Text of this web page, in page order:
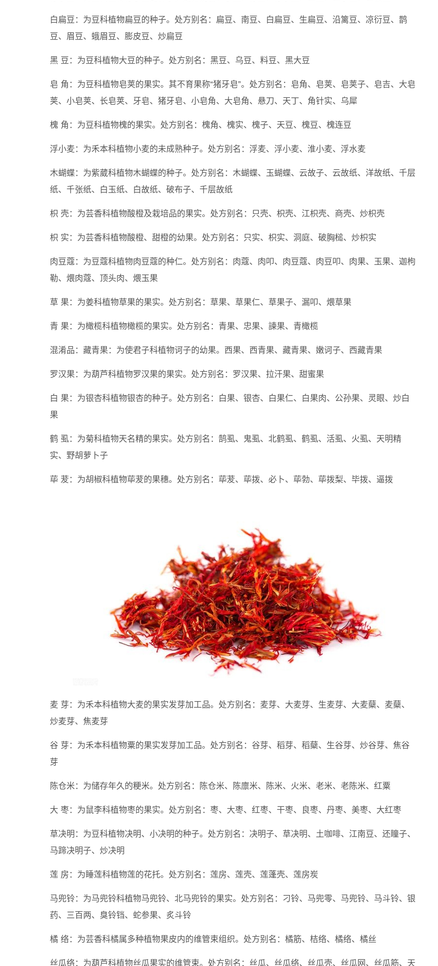
白扁豆：为豆科植物扁豆的种子。处方别名：扁豆、南豆、白扁豆、生扁豆、沿篱豆、凉衍豆、鹊
豆、眉豆、蛾眉豆、膨皮豆、炒扁豆
黑 豆：为豆科植物大豆的种子。处方别名：黑豆、乌豆、料豆、黑大豆
皂 角：为豆科植物皂荚的果实。其不育果称“猪牙皂”。处方别名：皂角、皂荚、皂荚子、皂吉、大皂
荚、小皂荚、长皂荚、牙皂、猪牙皂、小皂角、大皂角、悬刀、天丁、角针实、乌犀
槐 角：为豆科植物槐的果实。处方别名：槐角、槐实、槐子、天豆、槐豆、槐连豆
浮小麦：为禾本科植物小麦的未成熟种子。处方别名：浮麦、浮小麦、淮小麦、浮水麦
木蝴蝶：为紫葳科植物木蝴蝶的种子。处方别名：木蝴蝶、玉蝴蝶、云故子、云故纸、洋故纸、千层
纸、千张纸、白玉纸、白故纸、破布子、千层故纸
枳 壳：为芸香科植物酸橙及栽培品的果实。处方别名：只壳、枳壳、江枳壳、商壳、炒枳壳
枳 实：为芸香科植物酸橙、甜橙的幼果。处方别名：只实、枳实、洞庭、破胸槌、炒枳实
肉豆蔻：为豆蔻科植物肉豆蔻的种仁。处方别名：肉蔻、肉叩、肉豆蔻、肉豆叩、肉果、玉果、迦枸
勒、煨肉蔻、顶头肉、煨玉果
草 果：为姜科植物草果的果实。处方别名：草果、草果仁、草果子、漏叩、煨草果
青 果：为橄榄科植物橄榄的果实。处方别名：青果、忠果、諫果、青橄榄
混淆品：藏青果：为使君子科植物诃子的幼果。西果、西青果、藏青果、嫩诃子、西藏青果
罗汉果：为葫芦科植物罗汉果的果实。处方别名：罗汉果、拉汗果、甜蜜果
白 果：为银杏科植物银杏的种子。处方别名：白果、银杏、白果仁、白果肉、公孙果、灵眼、炒白
果
鹤 虱：为菊科植物天名精的果实。处方别名：鹄虱、鬼虱、北鹤虱、鹤虱、活虱、火虱、天明精
实、野胡萝卜子
荜 茇：为胡椒科植物荜茇的果穗。处方别名：荜茇、荜拨、必卜、荜勃、荜拨梨、毕拨、逼拨
麦 芽：为禾本科植物大麦的果实发芽加工品。处方别名：麦芽、大麦芽、生麦芽、大麦蘖、麦蘖、
炒麦芽、焦麦芽
谷 芽：为禾本科植物粟的果实发芽加工品。处方别名：谷芽、稻芽、稻蘖、生谷芽、炒谷芽、焦谷
芽
陈仓米：为储存年久的粳米。处方别名：陈仓米、陈廪米、陈米、火米、老米、老陈米、红粟
大 枣：为鼠李科植物枣的果实。处方别名：枣、大枣、红枣、干枣、良枣、丹枣、美枣、大红枣
草决明：为豆科植物决明、小决明的种子。处方别名：决明子、草决明、土咖啡、江南豆、还瞳子、
马蹄决明子、炒决明
莲 房：为睡莲科植物莲的花托。处方别名：莲房、莲壳、莲蓬壳、莲房炭
马兜铃：为马兜铃科植物马兜铃、北马兜铃的果实。处方别名：刁铃、马兜零、马兜铃、马斗铃、银
药、三百两、臭铃铛、蛇参果、炙斗铃
橘 络：为芸香科橘属多种植物果皮内的维管束组织。处方别名：橘筋、桔络、橘络、橘丝
丝瓜络：为葫芦科植物丝瓜果实的维管束。处方别名：丝瓜、丝瓜络、丝瓜壳、丝瓜网、丝瓜筋、天